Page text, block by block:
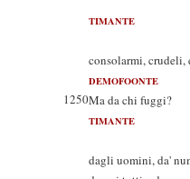
TIMANTE
Ah
consolarmi, crudeli,
DEMOFOONTE
1250Ma da chi fuggi?
TIMANTE
Io
dagli uomini, da'